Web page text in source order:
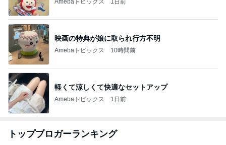
映画の特典が娘に取られ行方不明
Amebaトピックス 10時間前
軽くて涼しくて快適なセットアップ
Amebaトピックス 1日前
トップブロガーランキング